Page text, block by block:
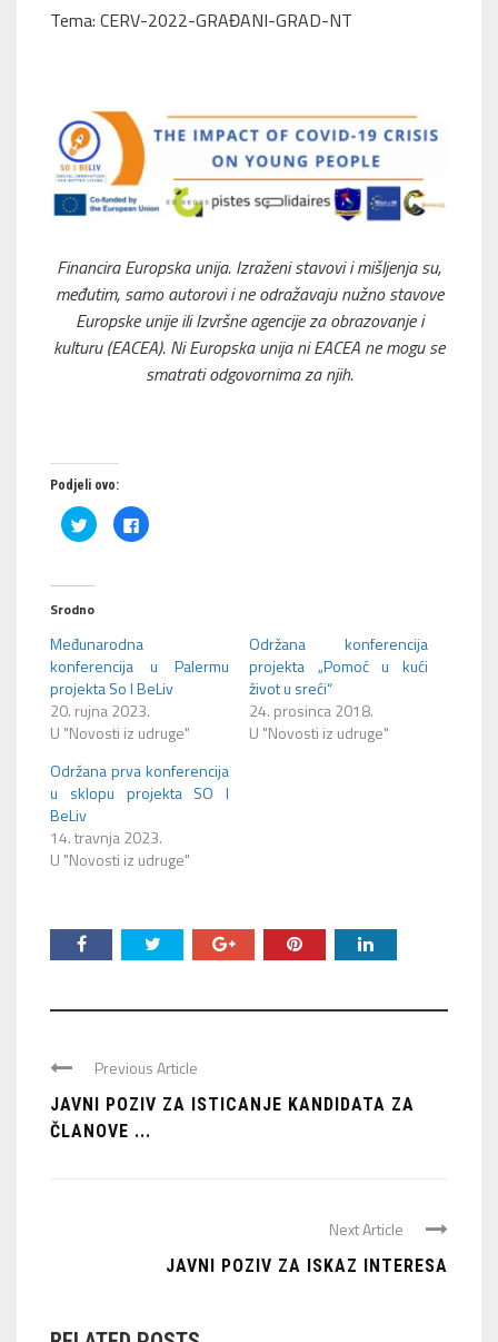
Tema: CERV-2022-GRAĐANI-GRAD-NT
Financira Europska unija. Izraženi stavovi i mišljenja su,
međutim, samo autorovi i ne odražavaju nužno stavove
Europske unije ili Izvršne agencije za obrazovanje i
kulturu (EACEA). Ni Europska unija ni EACEA ne mogu se
smatrati odgovornima za njih.
Podjeli ovo:
Podijeli
na
Twitteru
u
prozoru)
Klikom
podijelite
Srodno
Međunarodna
konferencija u Palermu
projekta So I BeLiv
20. rujna 2023.
U "Novosti iz udruge"
Održana konferencija
projekta „Pomoć u kući
život u sreći“
24. prosinca 2018.
U "Novosti iz udruge"
Održana prva konferencija
u sklopu projekta SO I
BeLiv
14. travnja 2023.
U "Novosti iz udruge"
Previous Article
JAVNI POZIV ZA ISTICANJE KANDIDATA ZA
ČLANOVE ...
Next Article
JAVNI POZIV ZA ISKAZ INTERESA